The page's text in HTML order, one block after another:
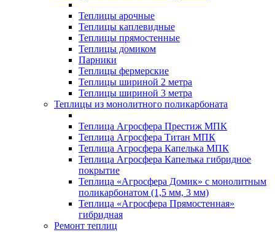
Теплицы арочные
Теплицы каплевидные
Теплицы прямостенные
Теплицы домиком
Парники
Теплицы фермерские
Теплицы шириной 2 метра
Теплицы шириной 3 метра
Теплицы из монолитного поликарбоната
Теплица Агросфера Престиж МПК
Теплица Агросфера Титан МПК
Теплица Агросфера Капелька МПК
Теплица Агросфера Капелька гибридное
покрытие
Теплица «Агросфера Домик» с монолитным
поликарбонатом (1,5 мм, 3 мм)
Теплица «Агросфера Прямостенная»
гибридная
Ремонт теплиц